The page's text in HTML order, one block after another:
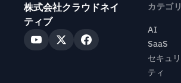
株式会社クラウドネイ
ティブ
カテゴリ
AI
SaaS
セキュリ
ティ